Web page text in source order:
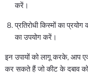
करें।
प्रतिरोधी किस्मों का
का उपयोग करें।
इन उपायों को लागू करके, आप
कर सकते हैं जो कीट के दबाव